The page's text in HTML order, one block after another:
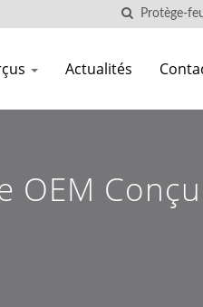
Actualités